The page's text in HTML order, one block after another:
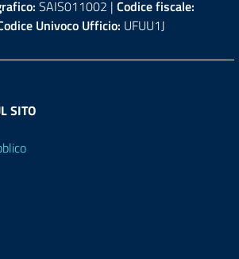
SAIS011002 | Codice fiscale:
Univoco Ufficio: UFUU1J
SITO